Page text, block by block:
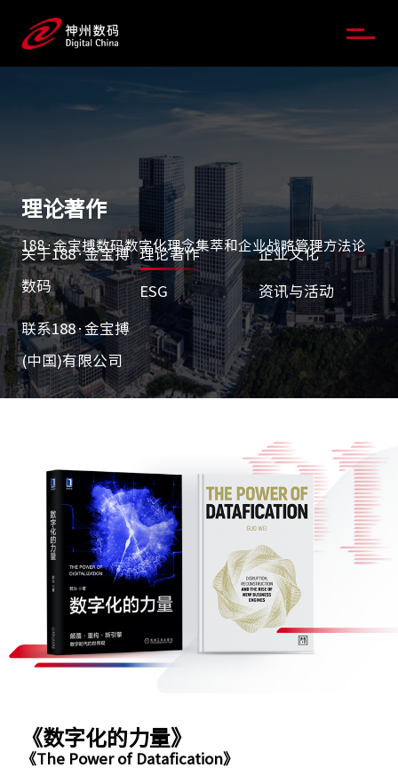
理论著作
188·金宝搏数码数字化理念集萃和企业战略管理方法论
关于188·金宝搏
数码
理论著作 企业文化
ESG 资讯与活动
联系188·金宝搏
(中国)有限公司
《数字化的力量》
《The Power of Datafication》